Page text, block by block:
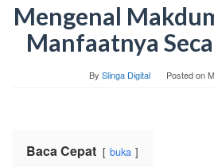
Mengenal
Manfaatnya
By Slinga Digital Posted on
Baca Cepat buka